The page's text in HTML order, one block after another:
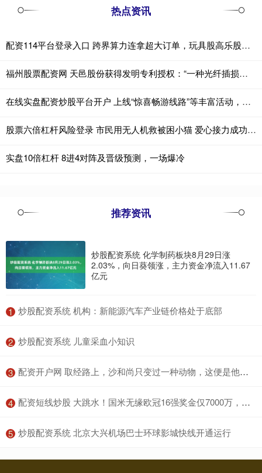
热点资讯
配资114平台登录入口 跨界算力连拿超大订单，玩具股高乐股份一字涨停
福州股票配资网 天邑股份获得发明专利授权：“一种光纤插损回损测试管理系统及方法”
在线实盘配资炒股平台开户 上线“惊喜畅游线路”等丰富活动，今年“十一”石景山全城乒乓
股票六倍杠杆风险登录 市民用无人机救被困小猫 爱心接力成功救援
实盘10倍杠杆 8进4对阵及晋级预测，一场爆冷
推荐资讯
炒股配资系统 化学制药板块8月29日涨
2.03%，向日葵领涨，主力资金净流入11.67
亿元
1 ​炒股配资系统 机构：新能源汽车产业链价格处于底部
2 ​炒股配资系统 儿童采血小知识
3 ​配资开户网 取经路上，沙和尚只变过一种动物，这便是他的原型，比猪猴都厉害
4 ​配资短线炒股 大跳水！国米无缘欧冠16强奖金仅7000万，去年进决赛有1.3亿欧
5 ​炒股配资系统 北京大兴机场巴士环球影城快线开通运行